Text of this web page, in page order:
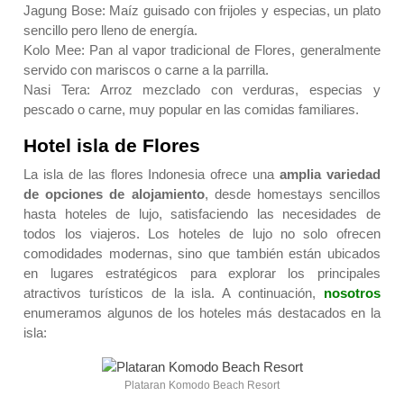
Jagung Bose: Maíz guisado con frijoles y especias, un plato
sencillo pero lleno de energía.
Kolo Mee: Pan al vapor tradicional de Flores, generalmente
servido con mariscos o carne a la parrilla.
Nasi Tera: Arroz mezclado con verduras, especias y
pescado o carne, muy popular en las comidas familiares.
Hotel isla de Flores
La isla de las flores Indonesia ofrece una amplia variedad
de opciones de alojamiento, desde homestays sencillos
hasta hoteles de lujo, satisfaciendo las necesidades de
todos los viajeros. Los hoteles de lujo no solo ofrecen
comodidades modernas, sino que también están ubicados
en lugares estratégicos para explorar los principales
atractivos turísticos de la isla. A continuación, nosotros
enumeramos algunos de los hoteles más destacados en la
isla:
Plataran Komodo Beach Resort